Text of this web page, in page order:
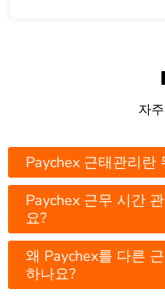
자
Paychex 근태관리란
Paychex 근무 시간
요?
왜 Paychex를 다른
하나요?